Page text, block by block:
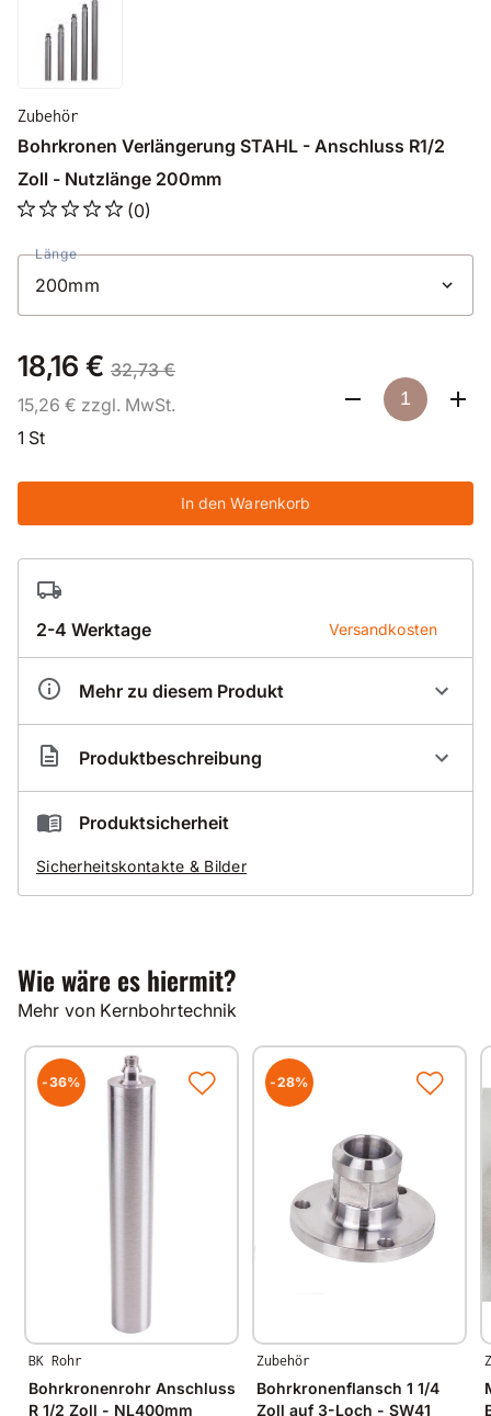
Zubehör
Bohrkronen Verlängerung STAHL - Anschluss R1/2
Zoll - Nutzlänge 200mm
(0)
Länge
18,16 € 32,73 €
15,26 € zzgl. MwSt.
1 St
In den Warenkorb
2-4 Werktage Versandkosten
Mehr zu diesem Produkt
Artikelnummer
BZ10341
200 mm
Produktbeschreibung
Bohrkronen Verlängerung
Produktsicherheit
Sicherheitskontakte & Bilder
Wie wäre es hiermit?
Mehr von Kernbohrtechnik
-36%
BK Rohr
Bohrkronenrohr Anschluss
R 1/2 Zoll - NL400mm
-28%
Zubehör
Bohrkronenflansch 1 1/4
Zoll auf 3-Loch - SW41